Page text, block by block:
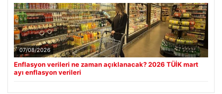
07/08/2026
Enflasyon verileri ne zaman açıklanacak? 2026 TÜİK mart
ayı enflasyon verileri